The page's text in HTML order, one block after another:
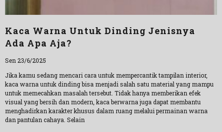
Kaca Warna Untuk Dinding Jenisnya
Ada Apa Aja?
Sen 23/6/2025
Jika kamu sedang mencari cara untuk mempercantik tampilan interior,
kaca warna untuk dinding bisa menjadi salah satu material yang mampu
untuk memecahkan masalah tersebut. Tidak hanya memberikan efek
visual yang bersih dan modern, kaca berwarna juga dapat membantu
menghadirkan karakter khusus dalam ruang melalui permainan warna
dan pantulan cahaya. Selain